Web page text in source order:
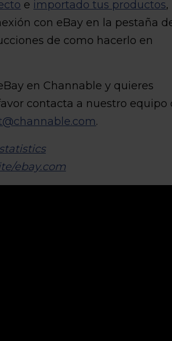
e importado tus productos,
con eBay en la pestaña
de como hacerlo en
en Channable y quieres
contacta a nuestro equipo
.
ebay.com